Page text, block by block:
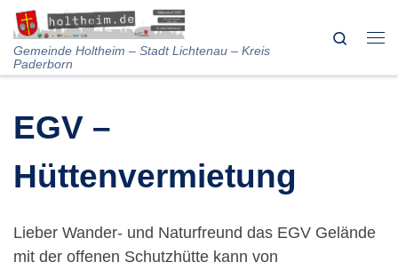
Skip to content
Gemeinde Holtheim – Stadt Lichtenau – Kreis
Paderborn
Search
EGV –
Hüttenvermietung
Lieber Wander- und Naturfreund das EGV Gelände
mit der offenen Schutzhütte kann von